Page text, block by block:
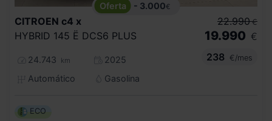
- 3.000€
CITROEN c4 x
HYBRID 145 Ë DCS6 PLUS
24.743 km
2025
Automático
Gasolina
22.990 €
19.990 €
238
€/mes
ECO